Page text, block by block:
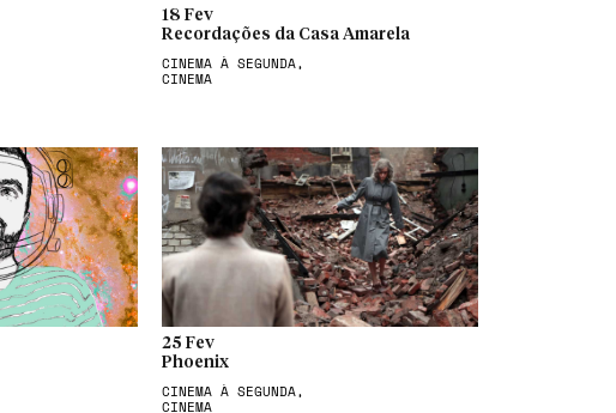
18 Fev
Recordações da Casa Amarela
CINEMA À SEGUNDA,
CINEMA
25 Fev
Phoenix
CINEMA À SEGUNDA,
CINEMA